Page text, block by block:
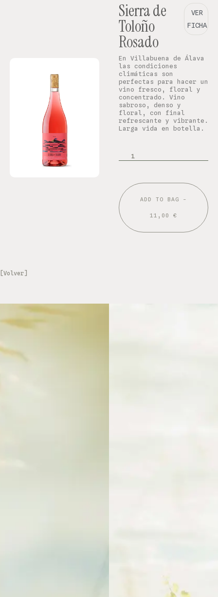
Sierra de
Toloño
Rosado
VER
FICHA
En Villabuena de Álava
las condiciones
climáticas son
perfectas para hacer un
vino fresco, floral y
concentrado. Vino
sabroso, denso y
floral, con final
refrescante y vibrante.
Larga vida en botella.
ADD TO BAG -
11,00 €
[Volver]